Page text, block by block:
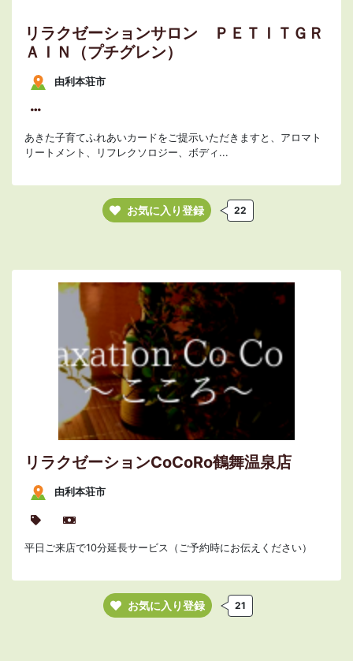
リラクゼーションサロン ＰＥＴＩＴＧＲ
ＡＩＮ（プチグレン）
由利本荘市
あきた子育てふれあいカードをご提示いただきますと、アロマト
リートメント、リフレクソロジー、ボディ...
お気に入り登録 22
リラクゼーションCoCoRo鶴舞温泉店
由利本荘市
平日ご来店で10分延長サービス（ご予約時にお伝えください）
お気に入り登録 21